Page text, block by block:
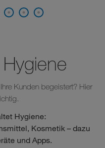
Kunden begeistert? Hier
Hygiene:
Kosmetik – dazu
und Apps.